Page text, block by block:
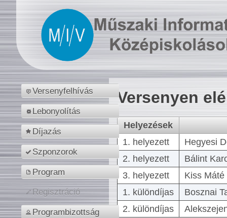
Versenyfelhívás
Lebonyolítás
Díjazás
Szponzorok
Program
Regisztráció
Programbizottság
Versenyen
Helyezések
1. helyezett
Hegyesi
2. helyezett
Bálint
3. helyezett
Kiss
1. különdíjas
Bosznai
2. különdíjas